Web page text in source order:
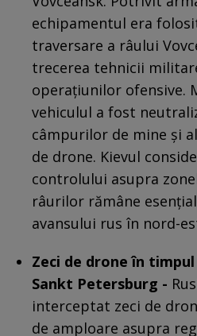
echipamentul era
traversare a râului
trecerea tehnicii
operațiunilor ofensive.
vehiculul a fost
câmpurilor de mine și
de drone. Kievul
controlului asupra
râurilor rămâne
avansului rus în nord-
Zeci de drone în
Sankt Petersburg -
interceptat zeci de
de amploare asupra